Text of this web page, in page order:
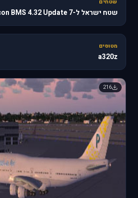
שטחים
שטח ישראל ל-Falcon BMS 4.32 Update 7
🔥 818
מטוסים
a320z
216